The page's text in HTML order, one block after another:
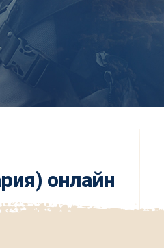
онлайн